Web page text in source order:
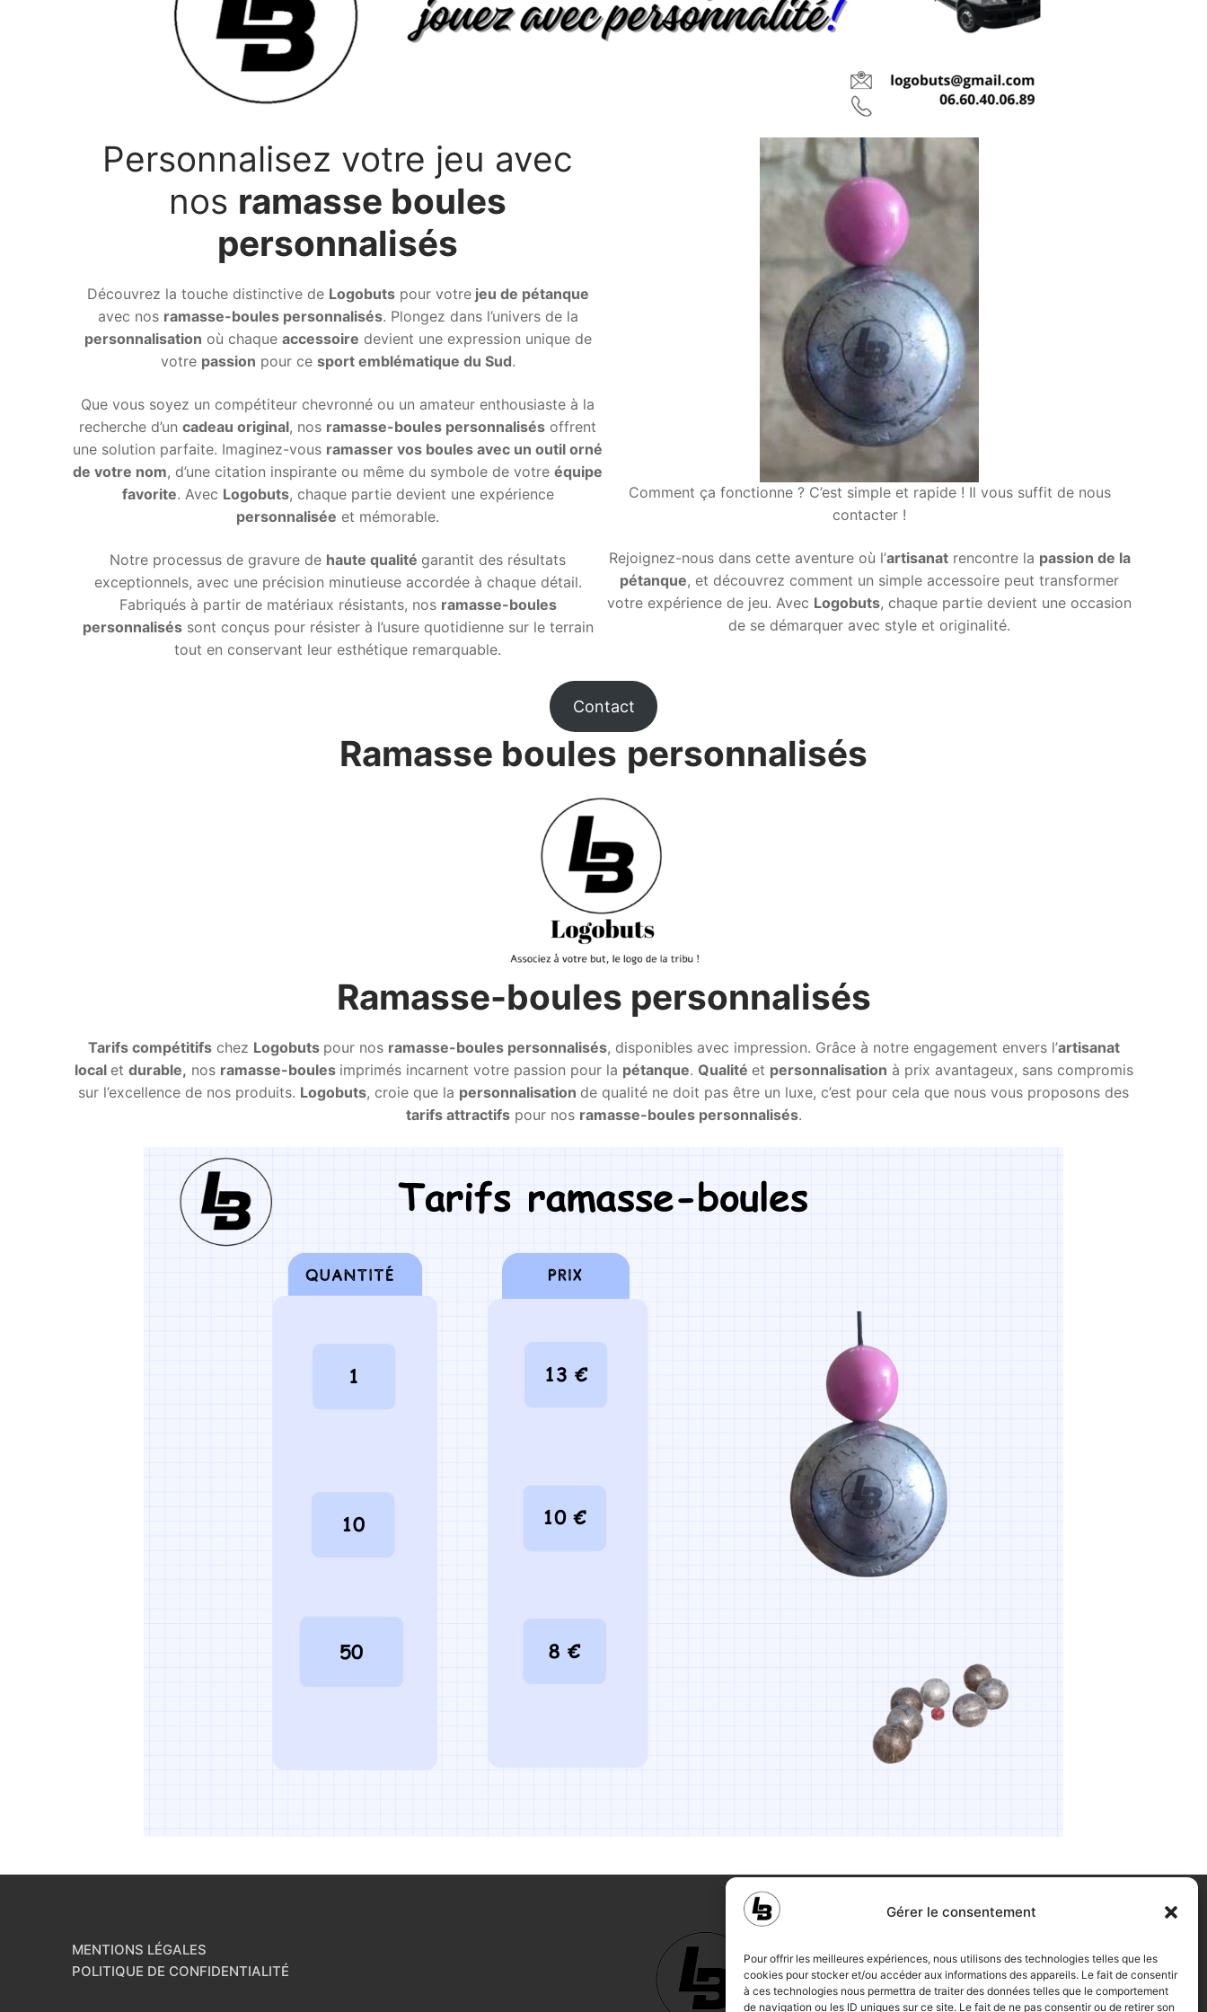
Gérer le consentement
Pour offrir les meilleures expériences, nous utilisons des technologies telles que les
cookies pour stocker et/ou accéder aux informations des appareils. Le fait de consentir
à ces technologies nous permettra de traiter des données telles que le comportement
de navigation ou les ID uniques sur ce site. Le fait de ne pas consentir ou de retirer son
Personnalisez votre jeu avec
nos ramasse boules
personnalisés
Découvrez la touche distinctive de Logobutspour votrejeu de pétanque
avec nos ramasse-boules personnalisés. Plongez dans l’univers de la
personnalisation où chaque accessoire devient une expression unique de
votre passion pour ce sport emblématique du Sud.
Que vous soyez un compétiteur chevronné ou un amateur enthousiaste à la
recherche d’un cadeau original, nos ramasse-boules personnalisés offrent
une solution parfaite. Imaginez-vous ramasser vos boules avec un outil orné
de votre nom, d’une citation inspirante ou même du symbole de votre équipe
favorite. Avec Logobuts, chaque partie devient une expérience
personnalisée et mémorable.
Notre processus de gravure de haute qualité garantit des résultats
exceptionnels, avec une précision minutieuse accordée à chaque détail.
Fabriqués à partir de matériaux résistants, nos ramasse-boules
personnaliséssont conçus pour résister à l’usure quotidienne sur le terrain
tout en conservant leur esthétique remarquable.
Comment ça fonctionne ? C’est simple et rapide ! Il vous suffit de nous
contacter !
Rejoignez-nous dans cette aventure où l’artisanatrencontre la passion de la
pétanque, et découvrez comment un simple accessoire peut transformer
votre expérience de jeu. Avec Logobuts, chaque partie devient une occasion
de se démarquer avec style et originalité.
Contact
Ramasse boules personnalisés
Ramasse-boules personnalisés
Tarifs compétitifschez Logobuts pour nos ramasse-boules personnalisés, disponibles avec impression. Grâce à notre engagement envers l’artisanat
local et durable, nos ramasse-boules imprimés incarnent votre passion pour la pétanque. Qualité et personnalisation à prix avantageux, sans compromis
sur l’excellence de nos produits. Logobuts, croie que la personnalisation de qualité ne doit pas être un luxe, c’est pour cela que nous vous proposons des
tarifs attractifspour nos ramasse-boules personnalisés.
MENTIONS LÉGALES
POLITIQUE DE CONFIDENTIALITÉ